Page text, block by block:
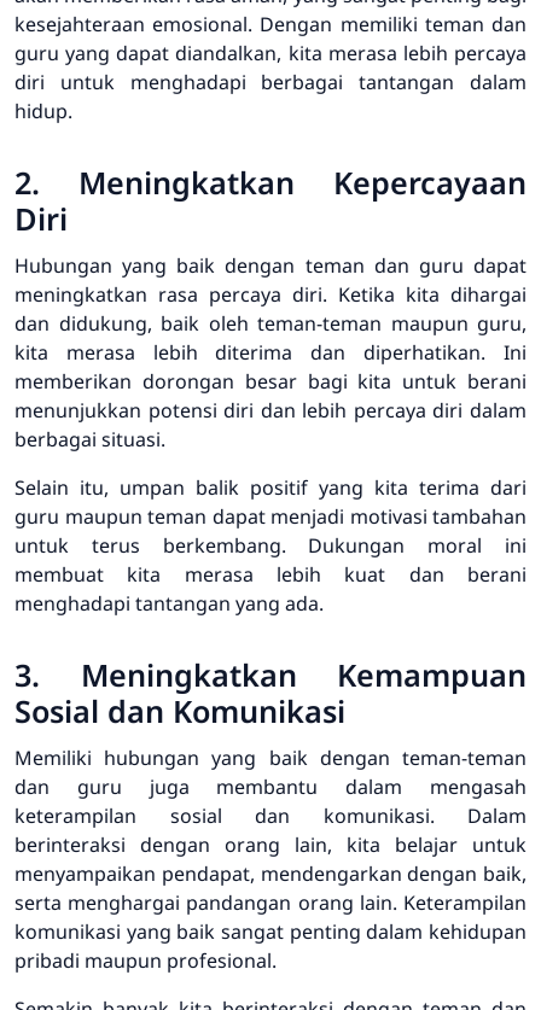
kesejahteraan emosional. Dengan memiliki teman dan
guru yang dapat diandalkan, kita merasa lebih percaya
diri untuk menghadapi berbagai tantangan dalam
hidup.
2. Meningkatkan Kepercayaan
Diri
Hubungan yang baik dengan teman dan guru dapat
meningkatkan rasa percaya diri. Ketika kita dihargai
dan didukung, baik oleh teman-teman maupun guru,
kita merasa lebih diterima dan diperhatikan. Ini
memberikan dorongan besar bagi kita untuk berani
menunjukkan potensi diri dan lebih percaya diri dalam
berbagai situasi.
Selain itu, umpan balik positif yang kita terima dari
guru maupun teman dapat menjadi motivasi tambahan
untuk terus berkembang. Dukungan moral ini
membuat kita merasa lebih kuat dan berani
menghadapi tantangan yang ada.
3. Meningkatkan Kemampuan
Sosial dan Komunikasi
Memiliki hubungan yang baik dengan teman-teman
dan guru juga membantu dalam mengasah
keterampilan sosial dan komunikasi. Dalam
berinteraksi dengan orang lain, kita belajar untuk
menyampaikan pendapat, mendengarkan dengan baik,
serta menghargai pandangan orang lain. Keterampilan
komunikasi yang baik sangat penting dalam kehidupan
pribadi maupun profesional.